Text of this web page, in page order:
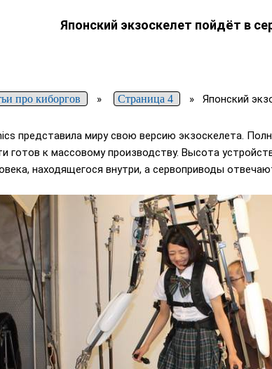
Японский экзоскелет пойдёт в
про киборгов » Страница 4 » Японский
представила миру свою версию экзоскелета.
готов к массовому производству. Высота
находящегося внутри, а сервоприводы